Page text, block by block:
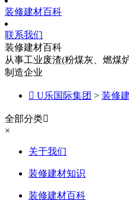
装修建材百科
联系我们
装修建材百科
从事工业废渣(粉煤灰、燃煤
制造企业
 U乐国际集团 > 装修
全部分类
×
关于我们
装修建材知识
装修建材百科